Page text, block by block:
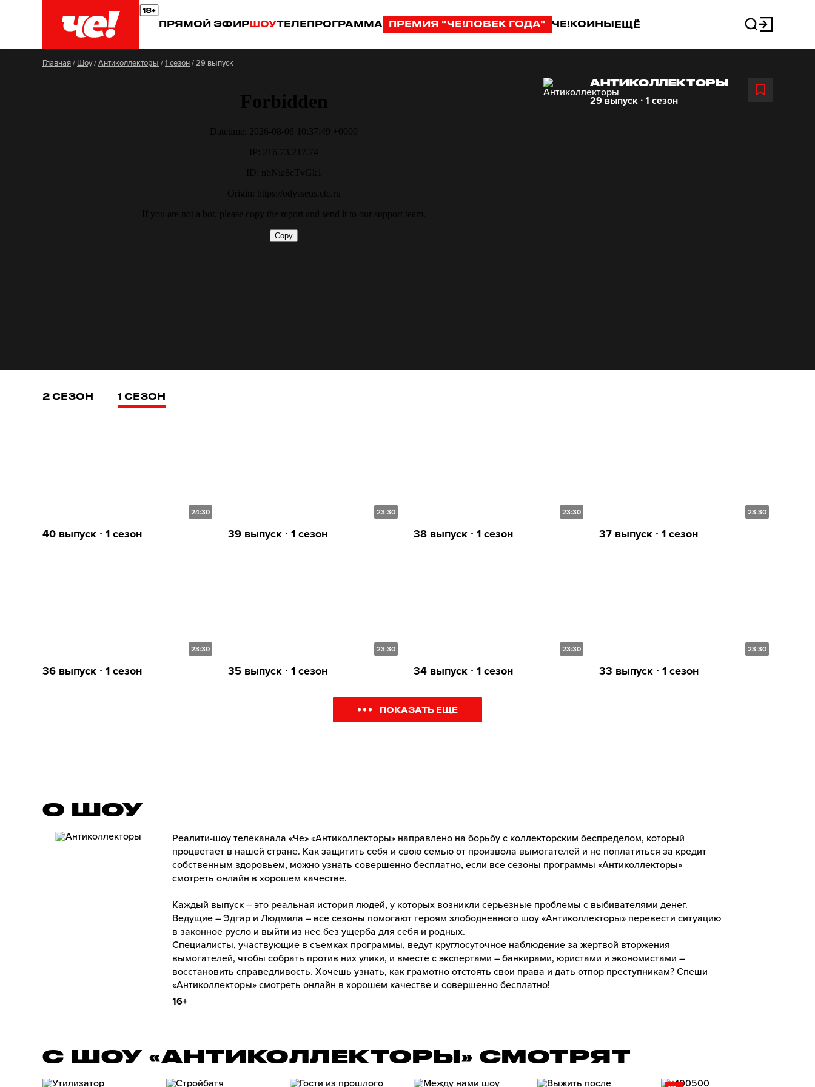
ПРЯМОЙ ЭФИРШОУТЕЛЕПРОГРАММА ПРЕМИЯ "ЧЕ!ЛОВЕК ГОДА" ЧЕ!КОИНЫЕЩЁ
Главная/ Шоу/Антиколлекторы /1 сезон/29 выпуск
АНТИКОЛЛЕКТОРЫ
29 выпуск ∙ 1 сезон
2 СЕЗОН 1 СЕЗОН
24:30
40 выпуск ∙ 1 сезон
23:30
39 выпуск ∙ 1 сезон
23:30
38 выпуск ∙ 1 сезон
23:30
37 выпуск ∙ 1 сезон
23:30
36 выпуск ∙ 1 сезон
23:30
35 выпуск ∙ 1 сезон
23:30
34 выпуск ∙ 1 сезон
23:30
33 выпуск ∙ 1 сезон
ПОКАЗАТЬ ЕЩЕ
О ШОУ
Реалити-шоу телеканала «Че» «Антиколлекторы» направлено на борьбу с коллекторским беспределом, который
процветает в нашей стране. Как защитить себя и свою семью от произвола вымогателей и не поплатиться за кредит
собственным здоровьем, можно узнать совершенно бесплатно, если все сезоны программы «Антиколлекторы»
смотреть онлайн в хорошем качестве.
Каждый выпуск – это реальная история людей, у которых возникли серьезные проблемы с выбивателями денег.
Ведущие – Эдгар и Людмила – все сезоны помогают героям злободневного шоу «Антиколлекторы» перевести ситуацию
в законное русло и выйти из нее без ущерба для себя и родных.
Специалисты, участвующие в съемках программы, ведут круглосуточное наблюдение за жертвой вторжения
вымогателей, чтобы собрать против них улики, и вместе с экспертами – банкирами, юристами и экономистами –
восстановить справедливость. Хочешь узнать, как грамотно отстоять свои права и дать отпор преступникам? Спеши
«Антиколлекторы» смотреть онлайн в хорошем качестве и совершенно бесплатно!
16+
С ШОУ «АНТИКОЛЛЕКТОРЫ» СМОТРЯТ